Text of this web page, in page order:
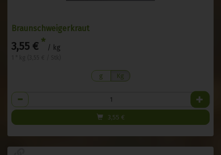
Braunschweigerkraut
3,55 € * / kg
g Kg
Anzahl
3,55 €